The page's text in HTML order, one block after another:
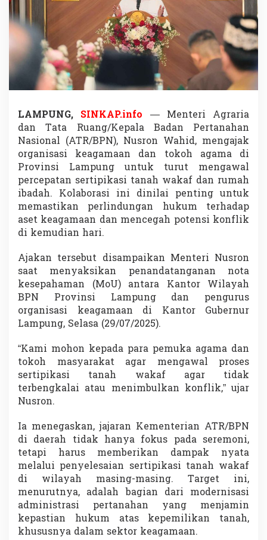
T
o
k
o
h
A
m
K
a
w
a
l
e
r
i
p
a
s
i
T
a
n
a
h
a
a
f
d
a
m
p
u
n
g
LAMPUNG, SINKAP.info — Menteri Agraria
dan Tata Ruang/Kepala Badan Pertanahan
Nasional (ATR/BPN), Nusron Wahid, mengajak
organisasi keagamaan dan tokoh agama di
Provinsi Lampung untuk turut mengawal
percepatan sertipikasi tanah wakaf dan rumah
ibadah. Kolaborasi ini dinilai penting untuk
memastikan perlindungan hukum terhadap
aset keagamaan dan mencegah potensi konflik
di kemudian hari.
Ajakan tersebut disampaikan Menteri Nusron
saat menyaksikan penandatanganan nota
kesepahaman (MoU) antara Kantor Wilayah
BPN Provinsi Lampung dan pengurus
organisasi keagamaan di Kantor Gubernur
Lampung, Selasa (29/07/2025).
“Kami mohon kepada para pemuka agama dan
tokoh masyarakat agar mengawal proses
sertipikasi tanah wakaf agar tidak
terbengkalai atau menimbulkan konflik,” ujar
Nusron.
Ia menegaskan, jajaran Kementerian ATR/BPN
di daerah tidak hanya fokus pada seremoni,
tetapi harus memberikan dampak nyata
melalui penyelesaian sertipikasi tanah wakaf
di wilayah masing-masing. Target ini,
menurutnya, adalah bagian dari modernisasi
administrasi pertanahan yang menjamin
kepastian hukum atas kepemilikan tanah,
khususnya dalam sektor keagamaan.